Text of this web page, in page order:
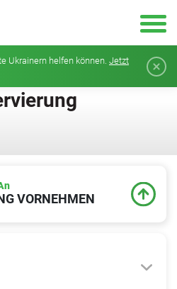
Ukrainern helfen können. Jetzt
VORNEHMEN